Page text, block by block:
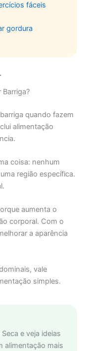
fáceis
gordura
Barriga?
quando fazem
alimentação
coisa: nenhum
região específica.
aumenta o
corporal. Com o
a aparência
vale
simples.
e veja ideias
alimentação mais